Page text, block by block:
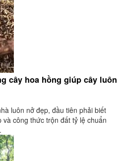
cây hoa hồng giúp cây luôn
luôn nở đẹp, đầu tiên phải biết
công thức trộn đất tỷ lệ chuẩn